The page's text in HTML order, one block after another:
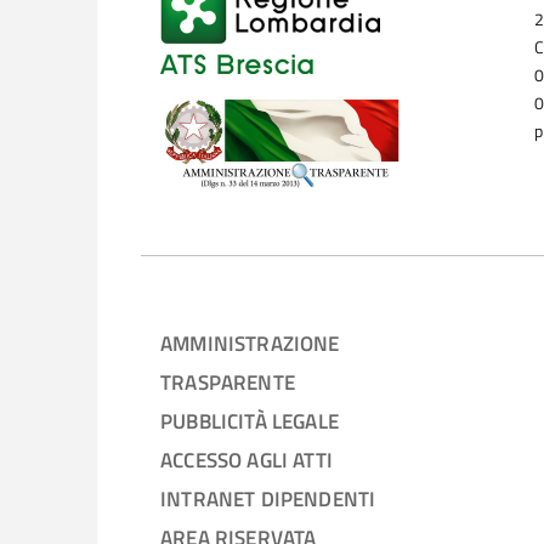
AMMINISTRAZIONE
TRASPARENTE
PUBBLICITÀ LEGALE
ACCESSO AGLI ATTI
INTRANET DIPENDENTI
AREA RISERVATA